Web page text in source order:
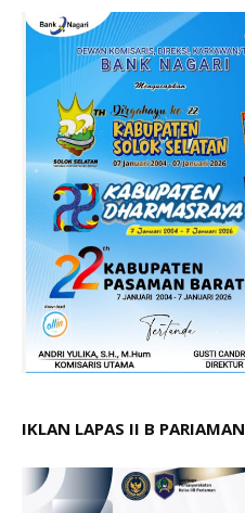
IKLAN LAPAS II B PARIAMAN